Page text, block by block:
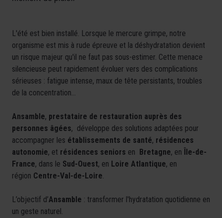
L'été est bien installé. Lorsque le mercure grimpe, notre
organisme est mis à rude épreuve et la déshydratation devient
un risque majeur qu'il ne faut pas sous-estimer. Cette menace
silencieuse peut rapidement évoluer vers des complications
sérieuses : fatigue intense, maux de tête persistants, troubles
de la concentration…
Ansamble, prestataire de restauration auprès des
personnes âgées, développe des solutions adaptées pour
accompagner les établissements de santé, résidences
autonomie, et résidences seniors en Bretagne, en Île-de-
France, dans le Sud-Ouest, en Loire Atlantique, en
région Centre-Val-de-Loire.
L’objectif d’Ansamble : transformer l'hydratation quotidienne en
un geste naturel.